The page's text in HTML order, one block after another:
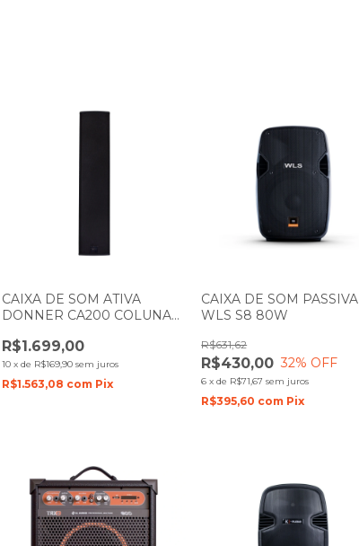
CAIXA DE SOM ATIVA
DONNER CA200 COLUNA
R$1.699,00
10 x de R$169,90 sem juros
R$1.563,08 com Pix
CAIXA DE SOM PASSIVA
WLS S8 80W
R$430,00
R$631,62
32% OFF
6 xde R$71,67 sem juros
R$395,60 com Pix